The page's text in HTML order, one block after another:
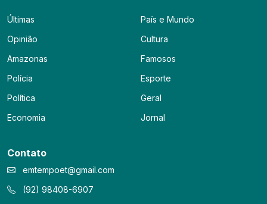
Últimas
Opinião
Amazonas
Polícia
Política
Economia
País e Mundo
Cultura
Famosos
Esporte
Geral
Jornal
Contato
emtempoet@gmail.com
(92) 98408-6907